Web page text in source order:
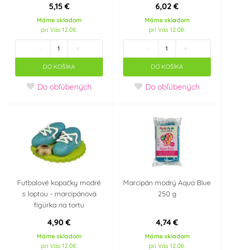
Červená (15) Fialová (1)
Oranžová (2) Růžová (4)
Žlutá (11)
Materiál
Marcipán (6)
Výrobce deklaruje
Neobsahuje AZO
barviva (AZO free)
Neobsahuje laktózu
(Lactose free) (0)
5,15 €
Máme skladom
pri Vás 12.08.
- +
DO KOŠÍKA
Do obľúbených
6,02 €
Máme skladom
pri Vás 12.08.
- +
DO KOŠÍKA
Do obľúbených
Futbalové kopačky modré
s loptou - marcipánová
figúrka na tortu
4,90 €
Máme skladom
pri Vás 12.08.
Marcipán modrý Aqua Blue
250 g
4,74 €
Máme skladom
pri Vás 12.08.